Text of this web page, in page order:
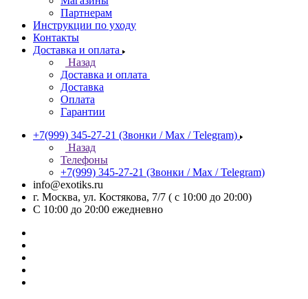
Партнерам
Инструкции по уходу
Контакты
Доставка и оплата
Назад
Доставка и оплата
Доставка
Оплата
Гарантии
+7(999) 345-27-21 (Звонки / Max / Telegram)
Назад
Телефоны
+7(999) 345-27-21 (Звонки / Max / Telegram)
info@exotiks.ru
г. Москва, ул. Костякова, 7/7 ( с 10:00 до 20:00)
С 10:00 до 20:00 ежедневно